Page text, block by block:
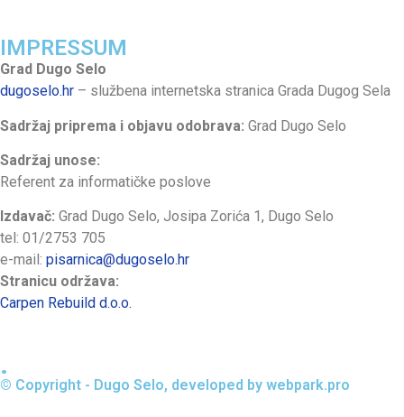
IMPRESSUM
Grad Dugo Selo
dugoselo.hr – službena internetska stranica Grada Dugog Sela
Sadržaj priprema i objavu odobrava: Grad Dugo Selo
Sadržaj unose:
Referent za informatičke poslove
Izdavač: Grad Dugo Selo, Josipa Zorića 1, Dugo Selo
tel: 01/2753 705
e-mail: pisarnica@dugoselo.hr
Stranicu održava:
Carpen Rebuild d.o.o.
.
© Copyright - Dugo Selo, developed by webpark.pro